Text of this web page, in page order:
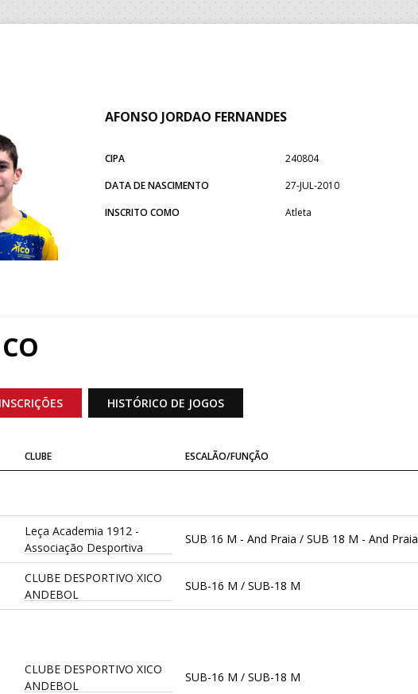
AFONSO JORDAO FERNANDES
CIPA
240804
DATA DE NASCIMENTO
27-JUL-2010
INSCRITO COMO
Atleta
HISTÓRICO DE JOGOS
CLUBE ESCALÃO/FUNÇÃO
Leça Academia 1912 -
Associação Desportiva
SUB 16 M - And Praia / SUB 18 M - And Praia
CLUBE DESPORTIVO XICO
ANDEBOL
SUB-16 M / SUB-18 M
CLUBE DESPORTIVO XICO
ANDEBOL
SUB-16 M / SUB-18 M